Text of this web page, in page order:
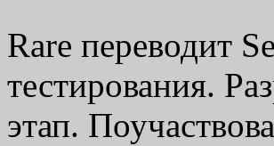
Rare переводит
тестирования.
этап.